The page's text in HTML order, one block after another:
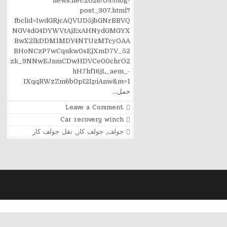
post_307.html?
fbclid=IwdGRjcAQVUD5jbGNrBBVQ
NGV4dG4DYWVtAjExAHNydGMGYX
BwX2lkDDM1MDY4NTUzMTcyOAA
BHoNCzP7wCqukw0sEjXmD7V_52
zk_9NNwEJnmCDwHDVCe00chrO2
hH7hf16jL_aem_-
IXqqRWzZm6b0pI2IpiAnw&m=1
حمل…
Leave a Comment
on
نقل
جولف
كار
من
القاهره
Posted
in
Car recovery winch
Tagged
جولف, جولف كار, نقل جولف كار